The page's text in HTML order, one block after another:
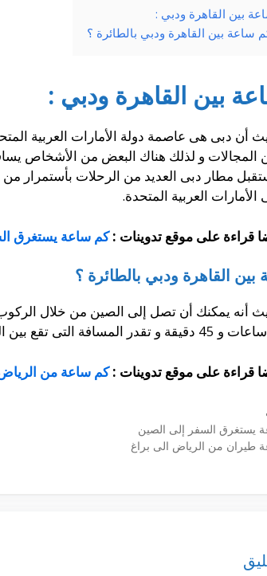
بين القاهرة ودبي :
ساعة بين القاهرة ودبي بالطائرة ؟
بين القاهرة ودبي :
أن دبى هى عاصمة دولة الأمارات العربية
المجالات و لذلك هناك البعض من الأشخاص
مطار دبى العديد من الرحلات بأستمرار من
الأمارات العربية المتحدة.
قراءة على موقع تدوينات :كم ساعة يستغرق
القاهرة ودبي بالطائرة ؟
أنه يمكنك أن تصل إلى الصين من خلال
قراءة على موقع تدوينات :كم ساعة من الرياض
يستغرق السفر إلى الصين
طيران من الرياض الى براغ